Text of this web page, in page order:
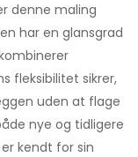
denne maling
har en glansgrad
fleksibilitet sikrer,
uden at flage
nye og tidligere
kendt for sin